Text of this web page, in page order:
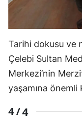
Tarihi dokusu ve
Çelebi Sultan
Merkezi’nin
yaşamına önemli
4 /4